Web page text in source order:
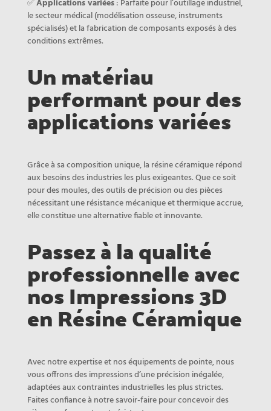
✅Applications variées: Parfaite pour l’outillage industriel,
le secteur médical (modélisation osseuse, instruments
spécialisés) et la fabrication de composants exposés à des
conditions extrêmes.
Un matériau
performant pour des
applications variées
Grâce à sa composition unique, la résine céramique répond
aux besoins des industries les plus exigeantes. Que ce soit
pour des moules, des outils de précision ou des pièces
nécessitant une résistance mécanique et thermique accrue,
elle constitue une alternative fiable et innovante.
Passez à la qualité
professionnelle avec
nos Impressions 3D
en Résine Céramique
Avec notre expertise et nos équipements de pointe, nous
vous offrons des impressions d’une précision inégalée,
adaptées aux contraintes industrielles les plus strictes.
Faites confiance à notre savoir-faire pour concevoir des